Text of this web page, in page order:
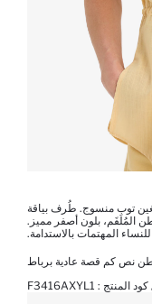
توب منسوج. طُرف بياقة
المُلَفَم، بلون أصفر مميز.
المهتمات بالاستدامة.
نص كم قصة عادية برباط
المنتج : F3416AXYL1